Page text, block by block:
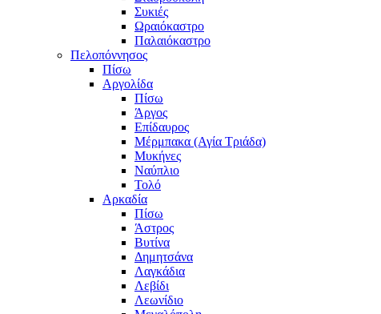
Συκιές
Ωραιόκαστρο
Παλαιόκαστρο
Πελοπόννησος
Πίσω
Αργολίδα
Πίσω
Άργος
Επίδαυρος
Μέρμπακα (Αγία Τριάδα)
Μυκήνες
Ναύπλιο
Τολό
Αρκαδία
Πίσω
Άστρος
Βυτίνα
Δημητσάνα
Λαγκάδια
Λεβίδι
Λεωνίδιο